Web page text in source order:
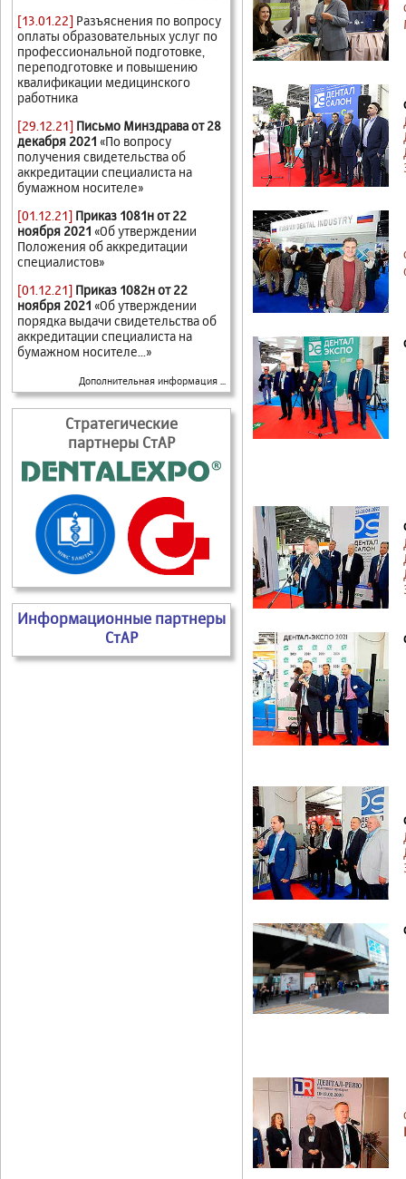
[13.01.22] Разъяснения по вопросу
оплаты образовательных услуг по
профессиональной подготовке,
переподготовке и повышению
квалификации медицинского
работника
[29.12.21] Письмо Минздрава от 28
декабря 2021 «По вопросу
получения свидетельства об
аккредитации специалиста на
бумажном носителе»
[01.12.21] Приказ 1081н от 22
ноября 2021 «Об утверждении
Положения об аккредитации
специалистов»
[01.12.21] Приказ 1082н от 22
ноября 2021 «Об утверждении
порядка выдачи свидетельства об
аккредитации специалиста на
бумажном носителе...»
Дополнительная информация ...
Стратегические
партнеры СтАР
Информационные партнеры
СтАР